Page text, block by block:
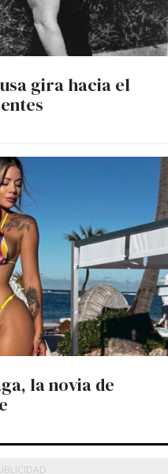
gira hacia el
la novia de